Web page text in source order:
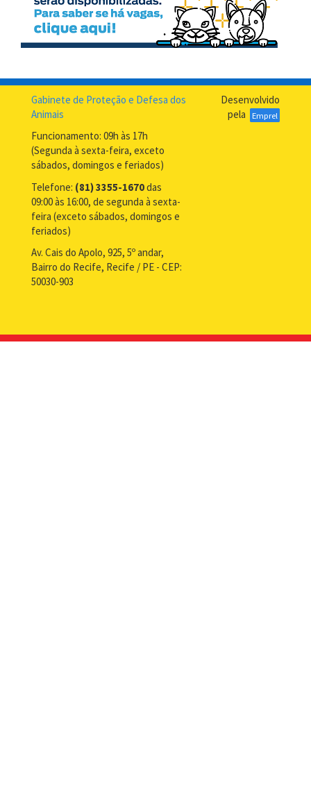
Gabinete de Proteção e Defesa dos
Animais
Funcionamento: 09h às 17h
(Segunda à sexta-feira, exceto
sábados, domingos e feriados)
Telefone: (81) 3355-1670das
09:00 às 16:00, de segunda à sexta-
feira (exceto sábados, domingos e
feriados)
Av. Cais do Apolo, 925, 5º andar,
Bairro do Recife, Recife / PE - CEP:
50030-903
Desenvolvido
pela
Emprel